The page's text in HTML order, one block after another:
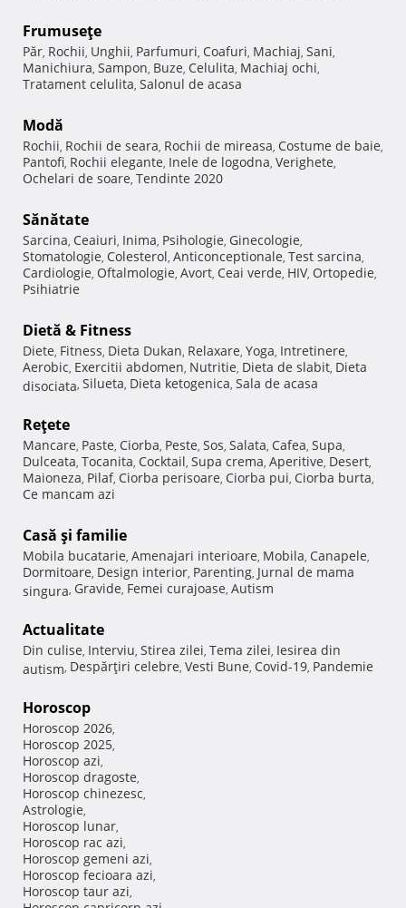
Frumuseţe
Păr, Rochii, Unghii, Parfumuri, Coafuri, Machiaj, Sani,
Manichiura, Sampon, Buze, Celulita, Machiaj ochi,
Tratament celulita, Salonul de acasa
Modă
Rochii, Rochii de seara, Rochii de mireasa, Costume de baie,
Pantofi, Rochii elegante, Inele de logodna, Verighete,
Ochelari de soare, Tendinte 2020
Sănătate
Sarcina, Ceaiuri, Inima, Psihologie, Ginecologie,
Stomatologie, Colesterol, Anticonceptionale, Test sarcina,
Cardiologie, Oftalmologie, Avort, Ceai verde, HIV, Ortopedie,
Psihiatrie
Dietă & Fitness
Diete, Fitness, Dieta Dukan, Relaxare, Yoga, Intretinere,
Aerobic, Exercitii abdomen, Nutritie, Dieta de slabit, Dieta
disociata, Silueta, Dieta ketogenica, Sala de acasa
Reţete
Mancare, Paste, Ciorba, Peste, Sos, Salata, Cafea, Supa,
Dulceata, Tocanita, Cocktail, Supa crema, Aperitive, Desert,
Maioneza, Pilaf, Ciorba perisoare, Ciorba pui, Ciorba burta,
Ce mancam azi
Casă şi familie
Mobila bucatarie, Amenajari interioare, Mobila, Canapele,
Dormitoare, Design interior, Parenting, Jurnal de mama
singura, Gravide, Femei curajoase, Autism
Actualitate
Din culise, Interviu, Stirea zilei, Tema zilei, Iesirea din
autism, Despărţiri celebre, Vesti Bune, Covid-19, Pandemie
Horoscop
Horoscop 2026,
Horoscop 2025,
Horoscop azi,
Horoscop dragoste,
Horoscop chinezesc,
Astrologie,
Horoscop lunar,
Horoscop rac azi,
Horoscop gemeni azi,
Horoscop fecioara azi,
Horoscop taur azi,